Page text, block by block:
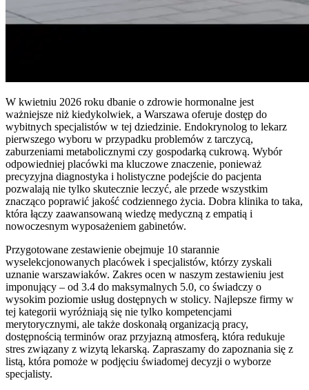
W kwietniu 2026 roku dbanie o zdrowie hormonalne jest
ważniejsze niż kiedykolwiek, a Warszawa oferuje dostęp do
wybitnych specjalistów w tej dziedzinie. Endokrynolog to lekarz
pierwszego wyboru w przypadku problemów z tarczycą,
zaburzeniami metabolicznymi czy gospodarką cukrową. Wybór
odpowiedniej placówki ma kluczowe znaczenie, ponieważ
precyzyjna diagnostyka i holistyczne podejście do pacjenta
pozwalają nie tylko skutecznie leczyć, ale przede wszystkim
znacząco poprawić jakość codziennego życia. Dobra klinika to taka,
która łączy zaawansowaną wiedzę medyczną z empatią i
nowoczesnym wyposażeniem gabinetów.
Przygotowane zestawienie obejmuje 10 starannie
wyselekcjonowanych placówek i specjalistów, którzy zyskali
uznanie warszawiaków. Zakres ocen w naszym zestawieniu jest
imponujący – od 3.4 do maksymalnych 5.0, co świadczy o
wysokim poziomie usług dostępnych w stolicy. Najlepsze firmy w
tej kategorii wyróżniają się nie tylko kompetencjami
merytorycznymi, ale także doskonałą organizacją pracy,
dostępnością terminów oraz przyjazną atmosferą, która redukuje
stres związany z wizytą lekarską. Zapraszamy do zapoznania się z
listą, która pomoże w podjęciu świadomej decyzji o wyborze
specjalisty.